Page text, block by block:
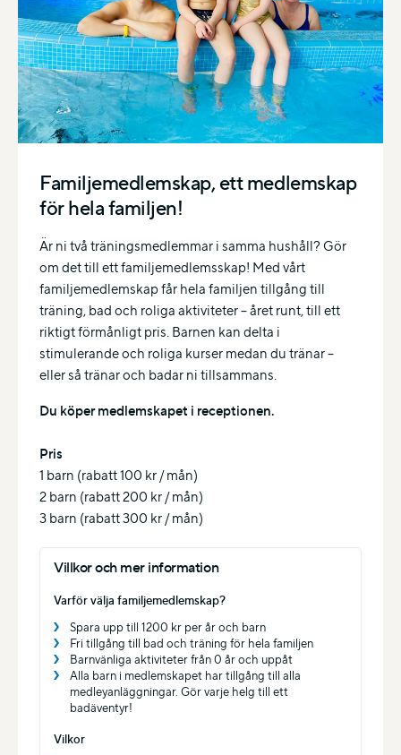
Familjemedlemskap, ett medlemskap
för hela familjen!
Är ni två träningsmedlemmar i samma hushåll? Gör
om det till ett familjemedlemsskap! Med vårt
familjemedlemskap får hela familjen tillgång till
träning, bad och roliga aktiviteter – året runt, till ett
riktigt förmånligt pris. Barnen kan delta i
stimulerande och roliga kurser medan du tränar –
eller så tränar och badar ni tillsammans.
Du köper medlemskapet i receptionen.
Pris
1 barn (rabatt 100 kr / mån)
2 barn (rabatt 200 kr / mån)
3 barn (rabatt 300 kr / mån)
Villkor och mer information
Varför välja familjemedlemskap?
Spara upp till 1200 kr per år och barn
Fri tillgång till bad och träning för hela familjen
Barnvänliga aktiviteter från 0 år och uppåt
Alla barn i medlemskapet har tillgång till alla
medleyanläggningar. Gör varje helg till ett
badäventyr!
Vilkor